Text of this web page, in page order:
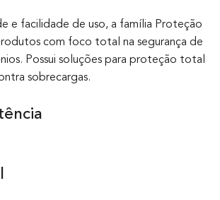
e facilidade de uso, a família Proteção
com foco total na segurança de
Possui soluções para proteção total
sobrecargas.